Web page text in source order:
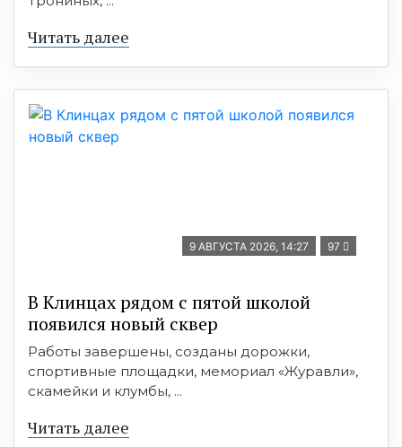
Читать далее
9 АВГУСТА 2026, 14:27 97
В Клинцах рядом с пятой школой
появился новый сквер
Работы завершены, созданы дорожки,
спортивные площадки, мемориал «Журавли»,
скамейки и клумбы, ...
Читать далее